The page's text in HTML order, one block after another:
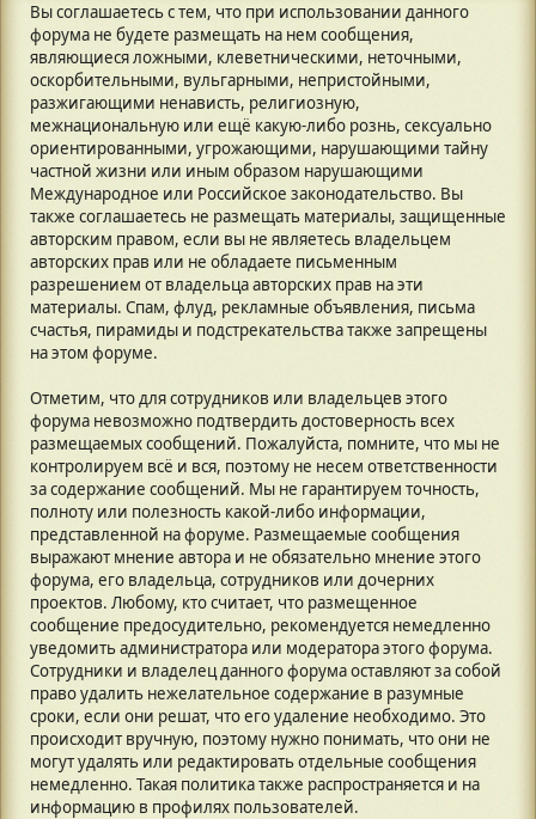
Вы соглашаетесь с тем, что при использовании данного
форума не будете размещать на нем сообщения,
являющиеся ложными, клеветническими, неточными,
оскорбительными, вульгарными, непристойными,
разжигающими ненависть, религиозную,
межнациональную или ещё какую-либо рознь, сексуально
ориентированными, угрожающими, нарушающими тайну
частной жизни или иным образом нарушающими
Международное или Российское законодательство. Вы
также соглашаетесь не размещать материалы, защищенные
авторским правом, если вы не являетесь владельцем
авторских прав или не обладаете письменным
разрешением от владельца авторских прав на эти
материалы. Спам, флуд, рекламные объявления, письма
счастья, пирамиды и подстрекательства также запрещены
на этом форуме.
Отметим, что для сотрудников или владельцев этого
форума невозможно подтвердить достоверность всех
размещаемых сообщений. Пожалуйста, помните, что мы не
контролируем всё и вся, поэтому не несем ответственности
за содержание сообщений. Мы не гарантируем точность,
полноту или полезность какой-либо информации,
представленной на форуме. Размещаемые сообщения
выражают мнение автора и не обязательно мнение этого
форума, его владельца, сотрудников или дочерних
проектов. Любому, кто считает, что размещенное
сообщение предосудительно, рекомендуется немедленно
уведомить администратора или модератора этого форума.
Сотрудники и владелец данного форума оставляют за собой
право удалить нежелательное содержание в разумные
сроки, если они решат, что его удаление необходимо. Это
происходит вручную, поэтому нужно понимать, что они не
могут удалять или редактировать отдельные сообщения
немедленно. Такая политика также распространяется и на
информацию в профилях пользователей.